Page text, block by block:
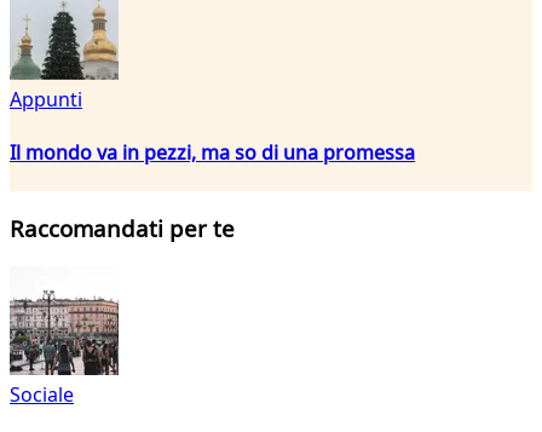
Appunti
Il mondo va in pezzi, ma so di una promessa
Raccomandati per te
Sociale